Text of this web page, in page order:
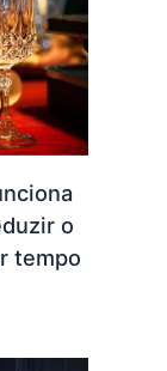
o
tempo